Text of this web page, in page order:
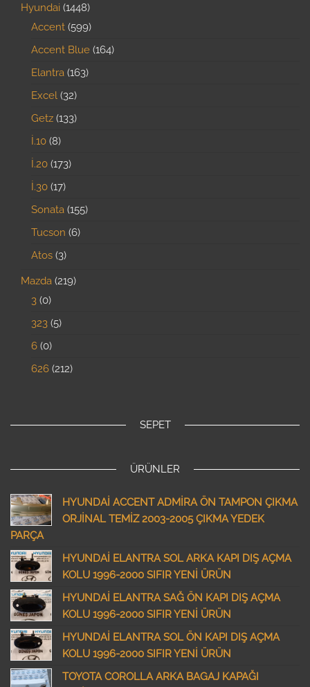
Hyundai 1448
Accent 599
Accent Blue 164
Elantra 163
Excel 32
Getz 133
İ.10 8
İ.20 173
İ.30 17
Sonata 155
Tucson 6
Atos 3
Mazda 219
3 0
323 5
6 0
626 212
SEPET
ÜRÜNLER
HYUNDAİ ACCENT ADMİRA ÖN TAMPON ÇIKMA
ORJİNAL TEMİZ 2003-2005 ÇIKMA YEDEK
PARÇA
HYUNDAİ ELANTRA SOL ARKA KAPI DIŞ AÇMA
KOLU 1996-2000 SIFIR YENİ ÜRÜN
HYUNDAİ ELANTRA SAĞ ÖN KAPI DIŞ AÇMA
KOLU 1996-2000 SIFIR YENİ ÜRÜN
HYUNDAİ ELANTRA SOL ÖN KAPI DIŞ AÇMA
KOLU 1996-2000 SIFIR YENİ ÜRÜN
TOYOTA COROLLA ARKA BAGAJ KAPAĞI